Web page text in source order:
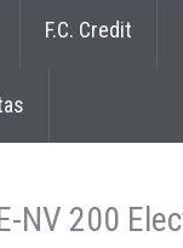
F.C. Credit
NV 200